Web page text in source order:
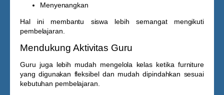
Menyenangkan
Hal ini membantu siswa lebih semangat mengikuti
pembelajaran.
Mendukung Aktivitas Guru
Guru juga lebih mudah mengelola kelas ketika furniture
yang digunakan fleksibel dan mudah dipindahkan sesuai
kebutuhan pembelajaran.